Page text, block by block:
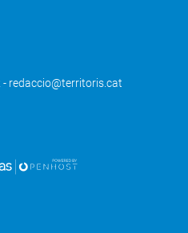
redaccio@territoris.cat